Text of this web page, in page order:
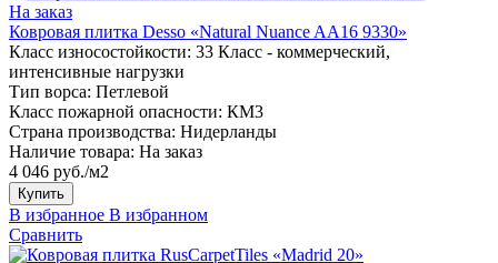
На заказ
Ковровая плитка Desso «Natural Nuance AA16 9330»
Класс износостойкости: 33 Класс - коммерческий,
интенсивные нагрузки
Тип ворса: Петлевой
Класс пожарной опасности: КМ3
Страна производства: Нидерланды
Наличие товара: На заказ
4 046 руб./м2
Купить
В избранное В избранном
Сравнить